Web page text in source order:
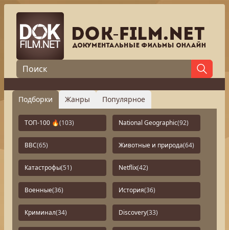
Подборки Жанры Популярное
ТОП-100 🔥(103) National Geographic(92)
BBC(65) Животные и природа(64)
Катастрофы(51) Netflix(42)
Военные(36) История(36)
Криминал(34) Discovery(33)